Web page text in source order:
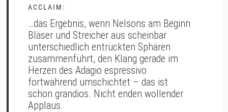
ACCLAIM:
…das Ergebnis, wenn Nelsons am Beginn
Bläser und Streicher aus scheinbar
unterschiedlich entrückten Sphären
zusammenführt, den Klang gerade im
Herzen des Adagio espressivo
fortwährend umschichtet – das ist
schon grandios. Nicht enden wollender
Applaus.